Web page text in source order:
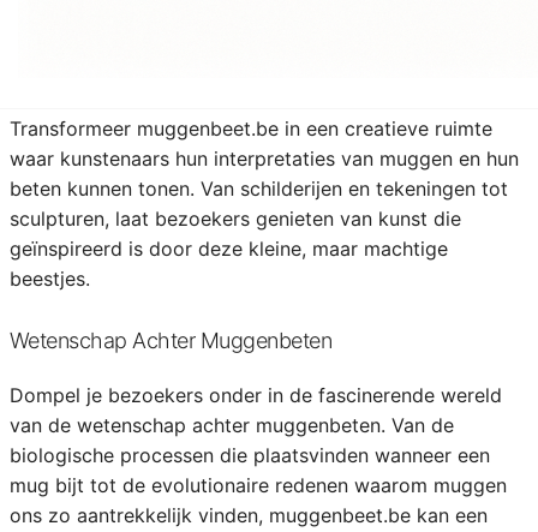
Transformeer muggenbeet.be in een creatieve ruimte
waar kunstenaars hun interpretaties van muggen en hun
beten kunnen tonen. Van schilderijen en tekeningen tot
sculpturen, laat bezoekers genieten van kunst die
geïnspireerd is door deze kleine, maar machtige
beestjes.
Wetenschap Achter Muggenbeten
Dompel je bezoekers onder in de fascinerende wereld
van de wetenschap achter muggenbeten. Van de
biologische processen die plaatsvinden wanneer een
mug bijt tot de evolutionaire redenen waarom muggen
ons zo aantrekkelijk vinden, muggenbeet.be kan een